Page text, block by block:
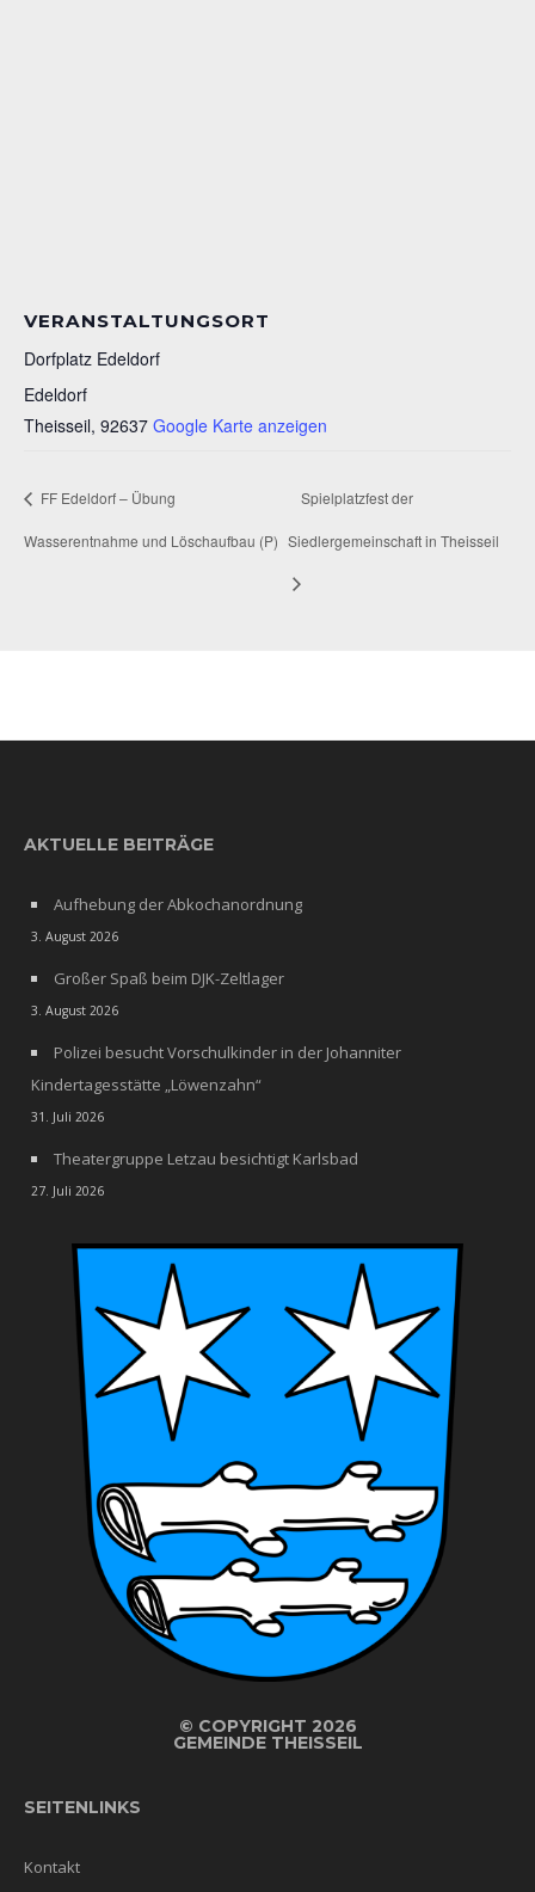
VERANSTALTUNGSORT
Dorfplatz Edeldorf
Edeldorf
Theisseil, 92637 Google Karte anzeigen
FF Edeldorf – Übung
Wasserentnahme und Löschaufbau (P)
Spielplatzfest der
Siedlergemeinschaft in Theisseil
AKTUELLE BEITRÄGE
Aufhebung der Abkochanordnung
3. August 2026
Großer Spaß beim DJK-Zeltlager
3. August 2026
Polizei besucht Vorschulkinder in der Johanniter
Kindertagesstätte „Löwenzahn“
31. Juli 2026
Theatergruppe Letzau besichtigt Karlsbad
27. Juli 2026
© COPYRIGHT 2026
GEMEINDE THEISSEIL
SEITENLINKS
Kontakt